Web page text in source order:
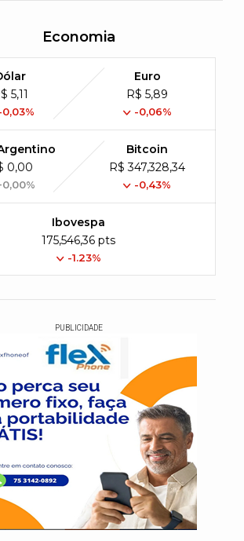
Economia
5,11
0,03%
Euro
R$ 5,89
-0,06%
0,00
Bitcoin
R$ 347,328,34
-0,43%
Ibovespa
175,546,36 pts
-1.23%
PUBLICIDADE